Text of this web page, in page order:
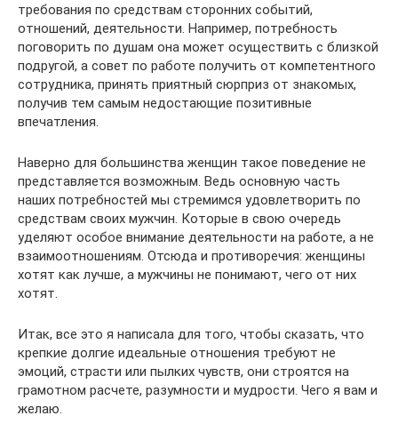
требования по средствам сторонних событий,
отношений, деятельности. Например, потребность
поговорить по душам она может осуществить с близкой
подругой, а совет по работе получить от компетентного
сотрудника, принять приятный сюрприз от знакомых,
получив тем самым недостающие позитивные
впечатления.
Наверно для большинства женщин такое поведение не
представляется возможным. Ведь основную часть
наших потребностей мы стремимся удовлетворить по
средствам своих мужчин. Которые в свою очередь
уделяют особое внимание деятельности на работе, а не
взаимоотношениям. Отсюда и противоречия: женщины
хотят как лучше, а мужчины не понимают, чего от них
хотят.
Итак, все это я написала для того, чтобы сказать, что
крепкие долгие идеальные отношения требуют не
эмоций, страсти или пылких чувств, они строятся на
грамотном расчете, разумности и мудрости. Чего я вам и
желаю.